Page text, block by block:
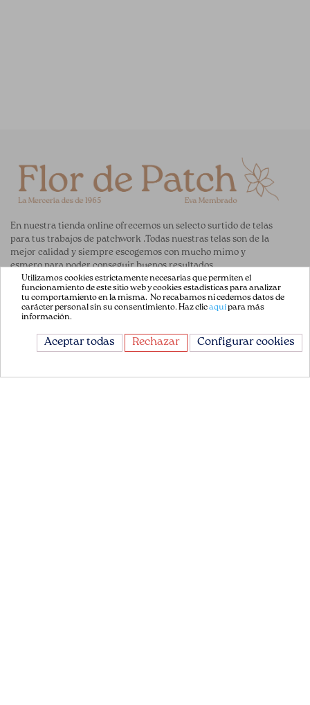
En nuestra tienda online ofrecemos un selecto surtido de telas
para tus trabajos de patchwork .Todas nuestras telas son de la
mejor calidad y siempre escogemos con mucho mimo y
esmero para poder conseguir buenos resultados.
ENLACES DE AYUDA
Acerca de Nosotros
Aviso Legal
Términos y Condiciones
Utilizamos cookies estrictamente necesarias que permiten el
funcionamiento de este sitio web y cookies estadísticas para analizar
tu comportamiento en la misma. No recabamos ni cedemos datos de
carácter personal sin su consentimiento. Haz clicaquípara más
información.
Aceptar todas Rechazar Configurar cookies